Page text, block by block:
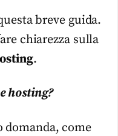
breve guida.
chiarezza sulla
.
hosting?
domanda, come